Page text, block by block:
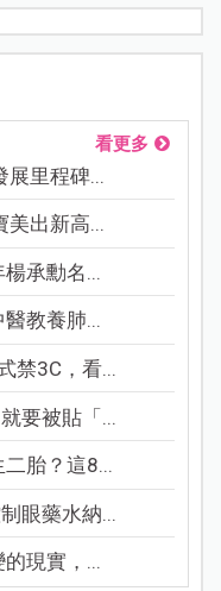
看更多
展里程碑...
美出新高...
承勳名...
教養肺...
禁3C，看...
要被貼「...
胎？這8...
眼藥水納...
現實，...